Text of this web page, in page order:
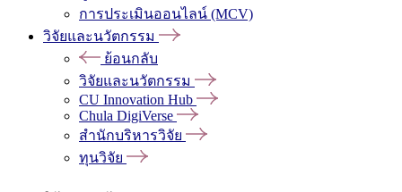
การประเมินออนไลน์ (MCV)
วิจัยและนวัตกรรม
ย้อนกลับ
วิจัยและนวัตกรรม
CU Innovation Hub
Chula DigiVerse
สำนักบริหารวิจัย
ทุนวิจัย